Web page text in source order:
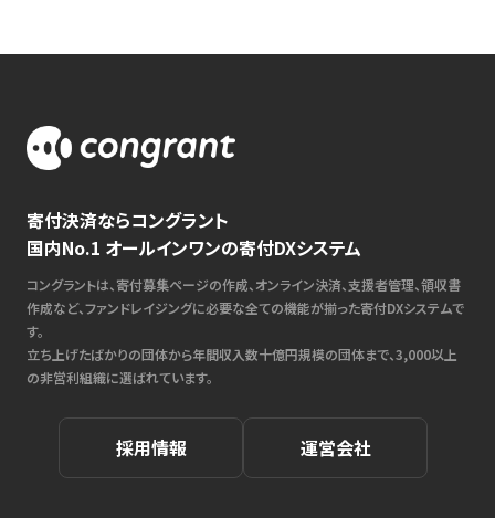
寄付決済ならコングラント
国内No.1 オールインワンの寄付DXシステム
コングラントは、寄付募集ページの作成、オンライン決済、支援者管理、領収書
作成など、ファンドレイジングに必要な全ての機能が揃った寄付DXシステムで
す。
立ち上げたばかりの団体から年間収入数十億円規模の団体まで、3,000以上
の非営利組織に選ばれています。
採用情報 運営会社